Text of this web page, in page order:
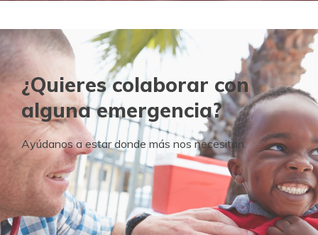
¿Quieres colaborar con
alguna emergencia?
Ayúdanos a estar donde más nos necesitan.